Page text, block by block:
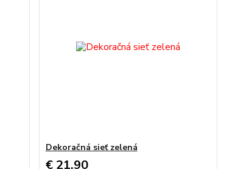
Dekoračná sieť zelená
€ 21,90